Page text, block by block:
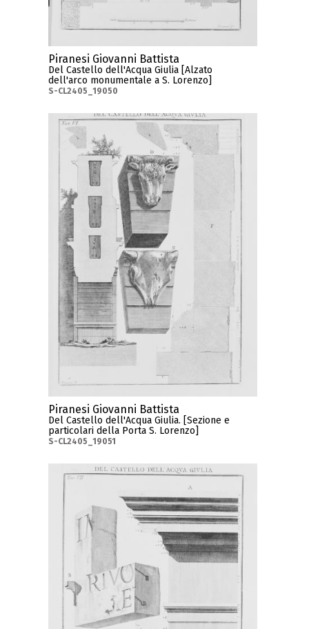
Piranesi Giovanni Battista
Del Castello dell'Acqua Giulia [Alzato
dell'arco monumentale a S. Lorenzo]
S-CL2405_19050
Piranesi Giovanni Battista
Del Castello dell'Acqua Giulia. [Sezione e
particolari della Porta S. Lorenzo]
S-CL2405_19051